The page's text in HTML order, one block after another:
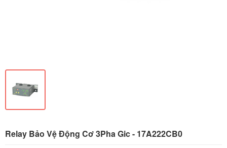
Relay Bảo Vệ Động Cơ 3Pha Gic - 17A222CB0